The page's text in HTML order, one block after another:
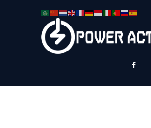
Service Plus